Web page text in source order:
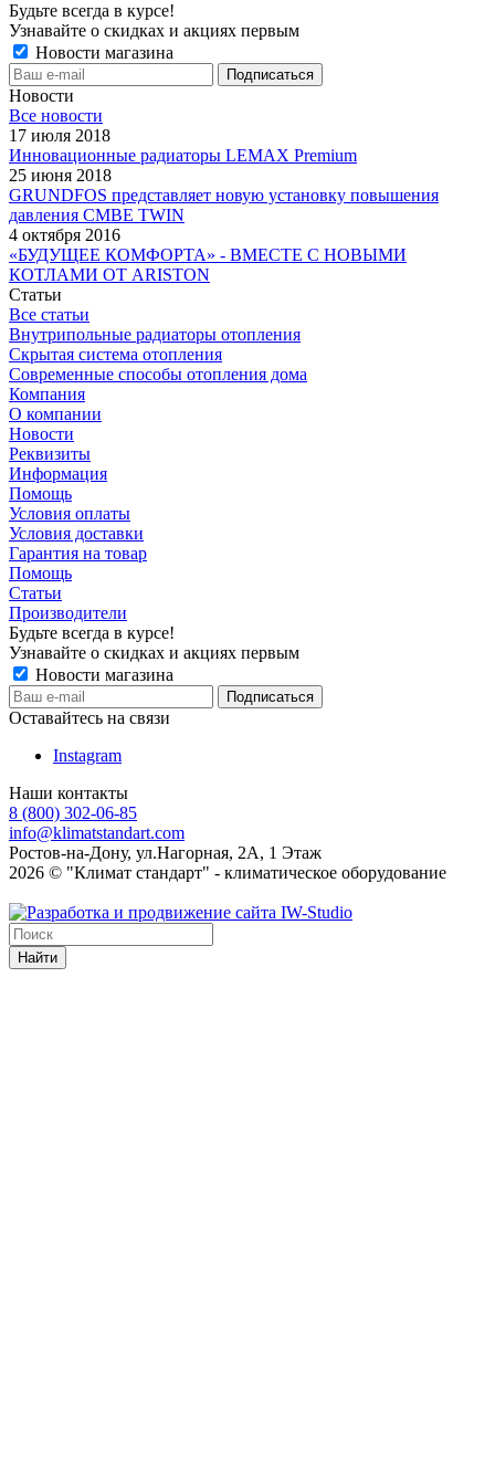
Будьте всегда в курсе!
Узнавайте о скидках и акциях первым
Новости магазина
Новости
Все новости
17 июля 2018
Инновационные радиаторы LEMAX Premium
25 июня 2018
GRUNDFOS представляет новую установку повышения
давления CMBE TWIN
4 октября 2016
«БУДУЩЕЕ КОМФОРТА» - ВМЕСТЕ С НОВЫМИ
КОТЛАМИ ОТ ARISTON
Статьи
Все статьи
Внутрипольные радиаторы отопления
Скрытая система отопления
Современные способы отопления дома
Компания
О компании
Новости
Реквизиты
Информация
Помощь
Условия оплаты
Условия доставки
Гарантия на товар
Помощь
Статьи
Производители
Будьте всегда в курсе!
Узнавайте о скидках и акциях первым
Новости магазина
Оставайтесь на связи
Instagram
Наши контакты
8 (800) 302-06-85
info@klimatstandart.com
Ростов-на-Дону, ул.Нагорная, 2А, 1 Этаж
2026 © "Климат стандарт" - климатическое оборудование
Найти